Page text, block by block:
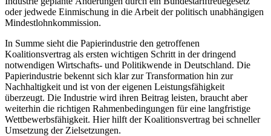
oder jedwede Einmischung in die Arbeit der politisch unabhängigen
Mindestlohnkommission.
In Summe sieht die Papierindustrie den getroffenen
Koalitionsvertrag als ersten wichtigen Schritt in der dringend
notwendigen Wirtschafts- und Politikwende in Deutschland. Die
Papierindustrie bekennt sich klar zur Transformation hin zur
Nachhaltigkeit und ist von der eigenen Leistungsfähigkeit
überzeugt. Die Industrie wird ihren Beitrag leisten, braucht aber
weiterhin die richtigen Rahmenbedingungen für eine langfristige
Wettbewerbsfähigkeit. Hier hilft der Koalitionsvertrag bei schneller
Umsetzung der Zielsetzungen.